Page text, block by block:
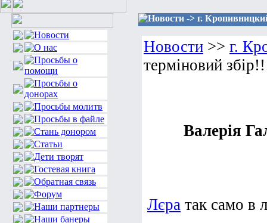
Новости -> г.
Новости >> г.
терміновий
Валерія
Лєра так само в